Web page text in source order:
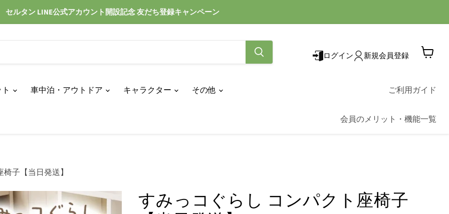
セルタン LINE公式アカウント開設記念 友だち登録キャンペーン
ログイン 新規会員登録
を
車中泊・アウトドア キャラクター その他 ご利用ガイド
会員のメリット・機能一覧
子【当日発送】
すみっコぐらし コンパクト座椅子